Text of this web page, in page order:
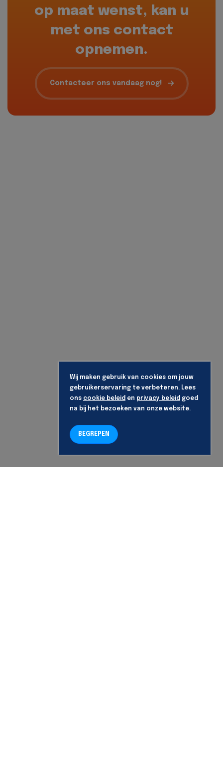
op maat wenst, kan u
met ons contact
opnemen.
Contacteer ons vandaag nog!
Wij maken gebruik van cookies om jouw
gebruikerservaring te verbeteren. Lees
ons cookie beleid en privacy beleid goed
na bij het bezoeken van onze website.
BEGREPEN